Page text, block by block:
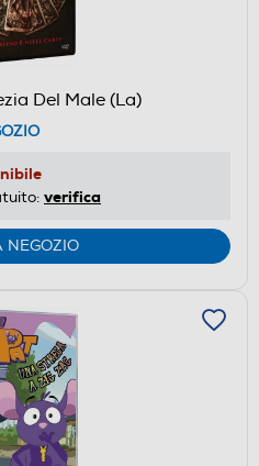
Del Male (La)
verifica
NEGOZIO